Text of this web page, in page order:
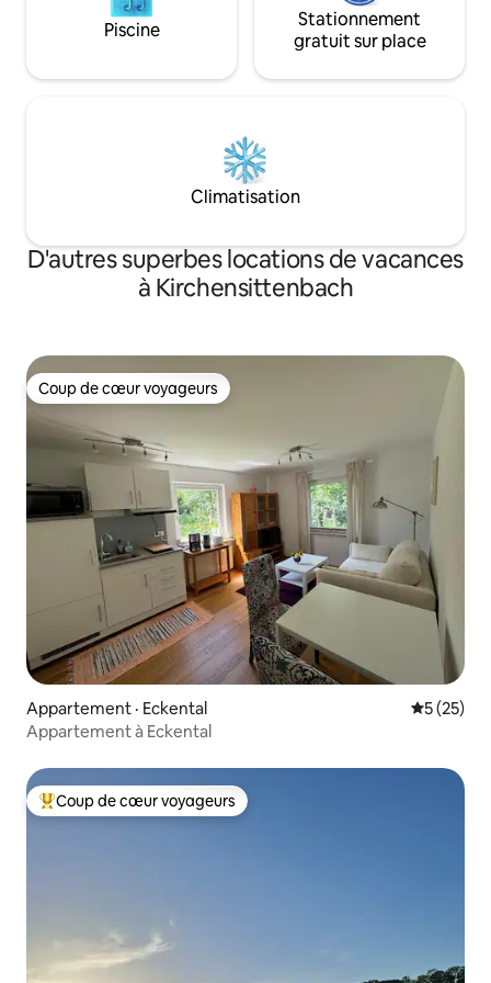
Piscine
Stationnement
gratuit sur place
Climatisation
D'autres superbes locations de vacances
à Kirchensittenbach
Coup de cœur voyageurs
Coup de cœur voyageurs
Appartement · Eckental Note
5 (25)
Appartement à Eckental
Coup de cœur voyageurs parmi les plus aimés
Coup de cœur voyageurs